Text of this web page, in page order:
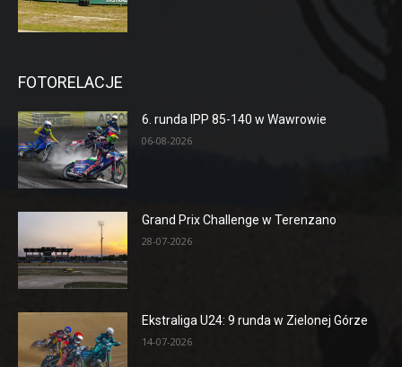
FOTORELACJE
6. runda IPP 85-140 w Wawrowie
06-08-2026
Grand Prix Challenge w Terenzano
28-07-2026
Ekstraliga U24: 9 runda w Zielonej Górze
14-07-2026